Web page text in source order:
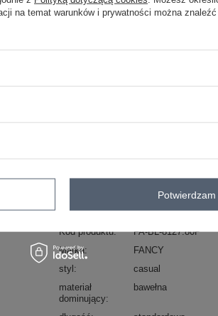
sposób prania : pranie w pralce w 30°C
Kod produktu
FA-BL-8127.80P
Marka
FANCY
styl
casual
materiał
dominujący
bawełna
na temat warunków i prywatności można